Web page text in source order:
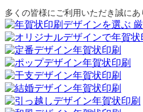
多くの皆様にご利用いただき誠にあ